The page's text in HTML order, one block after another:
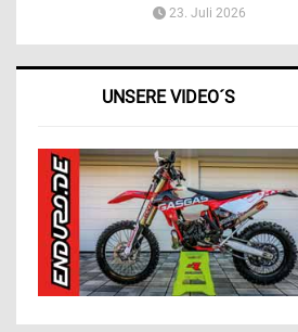
23. Juli 2026
UNSERE VIDEO´S